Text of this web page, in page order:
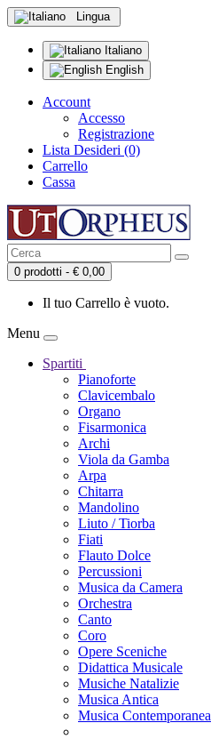
Lingua
Italiano
English
Account
Accesso
Registrazione
Lista Desideri (0)
Carrello
Cassa
0 prodotti - € 0,00
Il tuo Carrello è vuoto.
Menu
Spartiti
Pianoforte
Clavicembalo
Organo
Fisarmonica
Archi
Viola da Gamba
Arpa
Chitarra
Mandolino
Liuto / Tiorba
Fiati
Flauto Dolce
Percussioni
Musica da Camera
Orchestra
Canto
Coro
Opere Sceniche
Didattica Musicale
Musiche Natalizie
Musica Antica
Musica Contemporanea